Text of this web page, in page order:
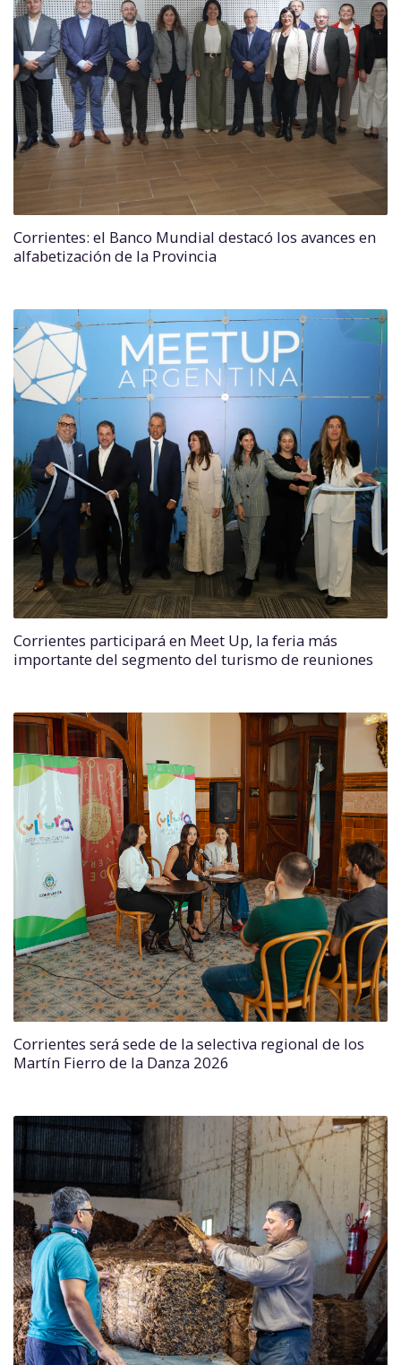
Corrientes: el Banco Mundial destacó los avances en
alfabetización de la Provincia
Corrientes participará en Meet Up, la feria más
importante del segmento del turismo de reuniones
Corrientes será sede de la selectiva regional de los
Martín Fierro de la Danza 2026